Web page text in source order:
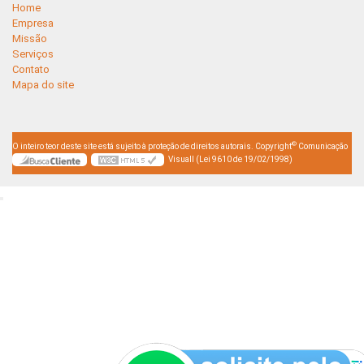
Home
Empresa
Missão
Serviços
Contato
Mapa do site
O inteiro teor deste site está sujeito à proteção de direitos autorais. Copyright© Comunicação
Visuall (Lei 9610 de 19/02/1998)